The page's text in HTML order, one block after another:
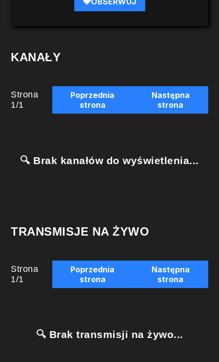
KANAŁY
Strona
1/1
Poprzednia
strona
Następna
strona
🔍 Brak kanałów do wyświetlenia...
TRANSMISJE NA ŻYWO
Strona
1/1
Poprzednia
strona
Następna
strona
🔍 Brak transmisji na żywo...